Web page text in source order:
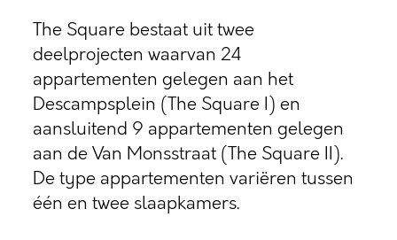
The Square bestaat uit twee
deelprojecten waarvan 24
appartementen gelegen aan het
Descampsplein (The Square I) en
aansluitend 9 appartementen gelegen
aan de Van Monsstraat (The Square II).
De type appartementen variëren tussen
één en twee slaapkamers.